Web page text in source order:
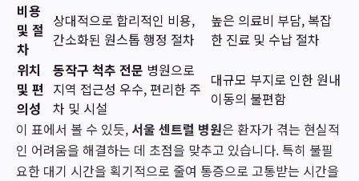
비용
및 절
차
상대적으로 합리적인 비용,
간소화된 원스톱 행정 절차
높은 의료비 부담, 복잡
한 진료 및 수납 절차
위치
및 편
의성
동작구 척추 전문 병원으로
지역 접근성 우수, 편리한 주
차 및 시설
대규모 부지로 인한 원내
이동의 불편함
이 표에서 볼 수 있듯, 서울 센트럴 병원은 환자가 겪는 현실적
인 어려움을 해결하는 데 초점을 맞추고 있습니다. 특히 불필
요한 대기 시간을 획기적으로 줄여 통증으로 고통받는 시간을